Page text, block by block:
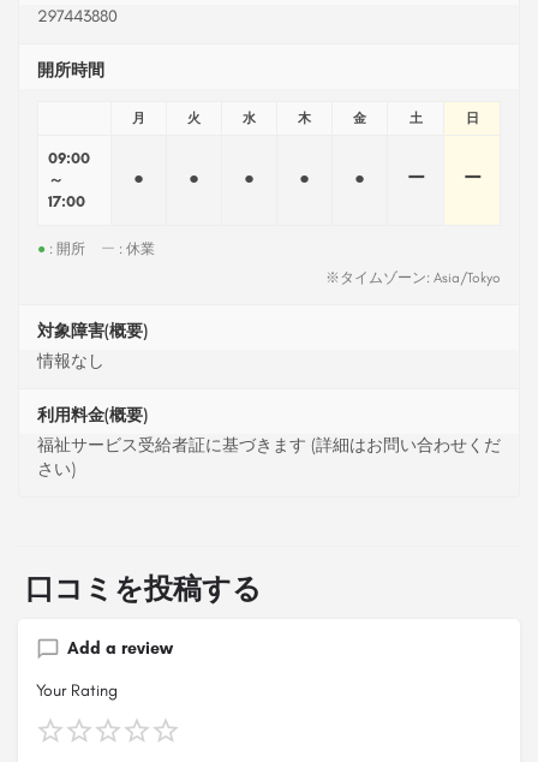
297443880
開所時間
月 火 水 木 金 土 日
09:00
～
17:00
● ● ● ● ● ー ー
● : 開所 ー : 休業
※タイムゾーン: Asia/Tokyo
対象障害(概要)
情報なし
利用料金(概要)
福祉サービス受給者証に基づきます (詳細はお問い合わせくだ
さい)
口コミを投稿する
Add a review
Your Rating